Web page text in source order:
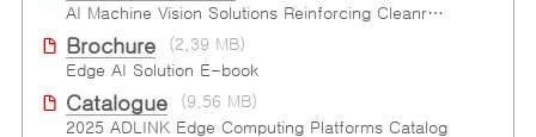
AI Machine Vision Solutions Reinforcing Cleanroom Entry Procedures
Brochure
(2.39 MB)
Edge AI Solution E-book
Catalogue
(9.56 MB)
2025 ADLINK Edge Computing Platforms Catalog